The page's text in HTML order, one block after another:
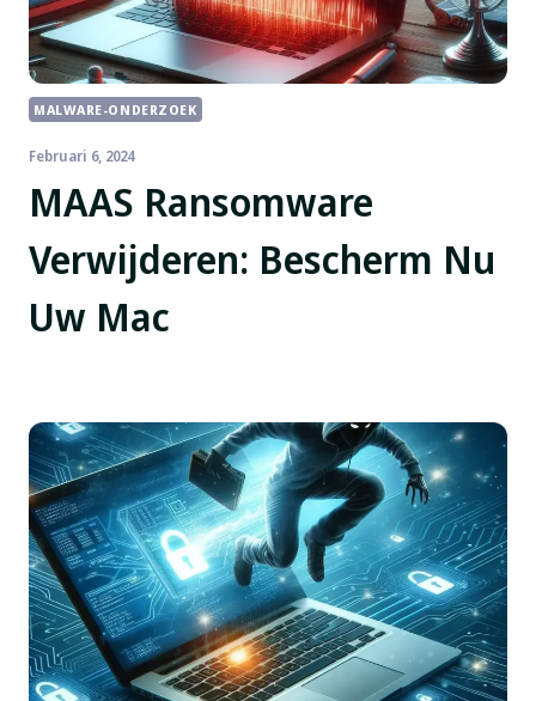
MALWARE-ONDERZOEK
MAAS Ransomware
Verwijderen: Bescherm Nu
Uw Mac
Februari 6, 2024